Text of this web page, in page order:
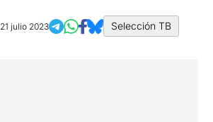
21 julio 2023 Selección TB